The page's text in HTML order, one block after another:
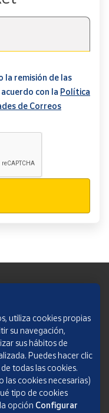
la remisión de las
con la Política
de Correos
utiliza cookies propias
su navegación,
sus hábitos de
Puedes hacer clic
todas las cookies.
las cookies necesarias)
tipo de cookies
opción Configurar